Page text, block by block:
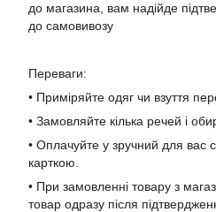
до магазина, вам надійде
до самовивозу
Переваги:
• Приміряйте одяг чи взуття
• Замовляйте кілька речей і
• Оплачуйте у зручний для вас
карткою.
• При замовленні товару з
товар одразу після